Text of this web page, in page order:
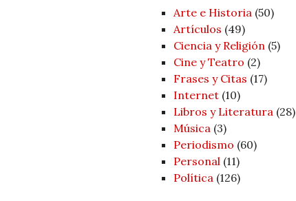
Arte e Historia (50)
Artí­culos (49)
Ciencia y Religión (5)
Cine y Teatro (2)
Frases y Citas (17)
Internet (10)
Libros y Literatura (28)
Música (3)
Periodismo (60)
Personal (11)
Política (126)